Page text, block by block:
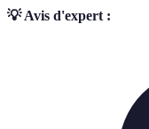
💡 Avis d'expert :